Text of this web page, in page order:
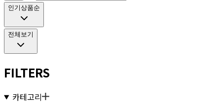
인기상품순
전체보기
FILTERS
카테고리